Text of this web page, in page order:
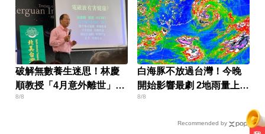
破解無數養生迷思！林慶
順教授「4月意外離世」女
兒悲痛證實
8/8
白海豚不放過台灣！今晚
開始影響最劇 2地雨量上看
500毫米
8/8
Recommended by